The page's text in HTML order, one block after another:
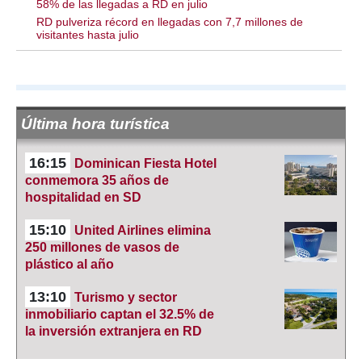
58% de las llegadas a RD en julio
RD pulveriza récord en llegadas con 7,7 millones de
visitantes hasta julio
Última hora turística
16:15
Dominican Fiesta Hotel
conmemora 35 años de
hospitalidad en SD
15:10
United Airlines elimina
250 millones de vasos de
plástico al año
13:10 Turismo y sector
inmobiliario captan el 32.5% de
la inversión extranjera en RD